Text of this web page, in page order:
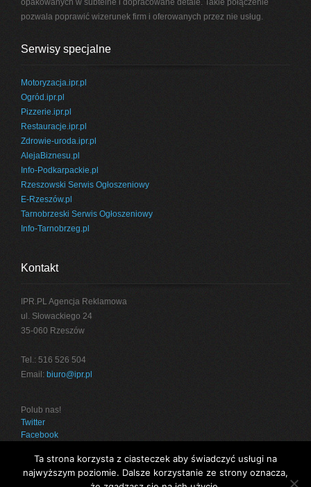
opakowanych w subtelne i dopracowane detale. Takie połączenie
pozwala poprawić wizerunek firm i oferowanych przez nie usług.
Serwisy specjalne
Motoryzacja.ipr.pl
Ogród.ipr.pl
Pizzerie.ipr.pl
Restauracje.ipr.pl
Zdrowie-uroda.ipr.pl
AlejaBiznesu.pl
Info-Podkarpackie.pl
Rzeszowski Serwis Ogłoszeniowy
E-Rzeszów.pl
Tarnobrzeski Serwis Ogłoszeniowy
Info-Tarnobrzeg.pl
Kontakt
IPR.PL Agencja Reklamowa
ul. Słowackiego 24
35-060 Rzeszów
Tel.: 516 526 504
Email: biuro@ipr.pl
Polub nas!
Twitter
Facebook
Ta strona korzysta z ciasteczek aby świadczyć usługi na
najwyższym poziomie. Dalsze korzystanie ze strony oznacza,